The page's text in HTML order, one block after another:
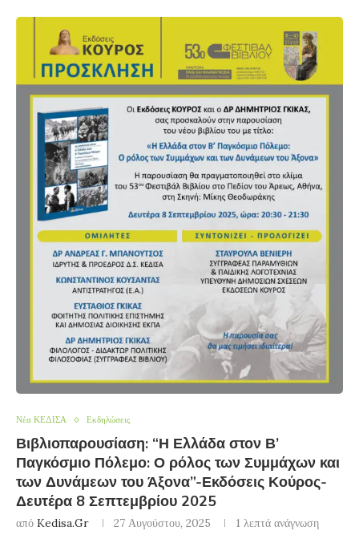
Νέα ΚΕΔΙΣΑ Εκδηλώσεις
Βιβλιοπαρουσίαση: “Η Ελλάδα στον Β’
Παγκόσμιο Πόλεμο: Ο ρόλος των Συμμάχων και
των Δυνάμεων του Άξονα”-Εκδόσεις Κούρος-
Δευτέρα 8 Σεπτεμβρίου 2025
από Kedisa.gr 27 Αυγούστου, 2025 1 λεπτά ανάγνωση